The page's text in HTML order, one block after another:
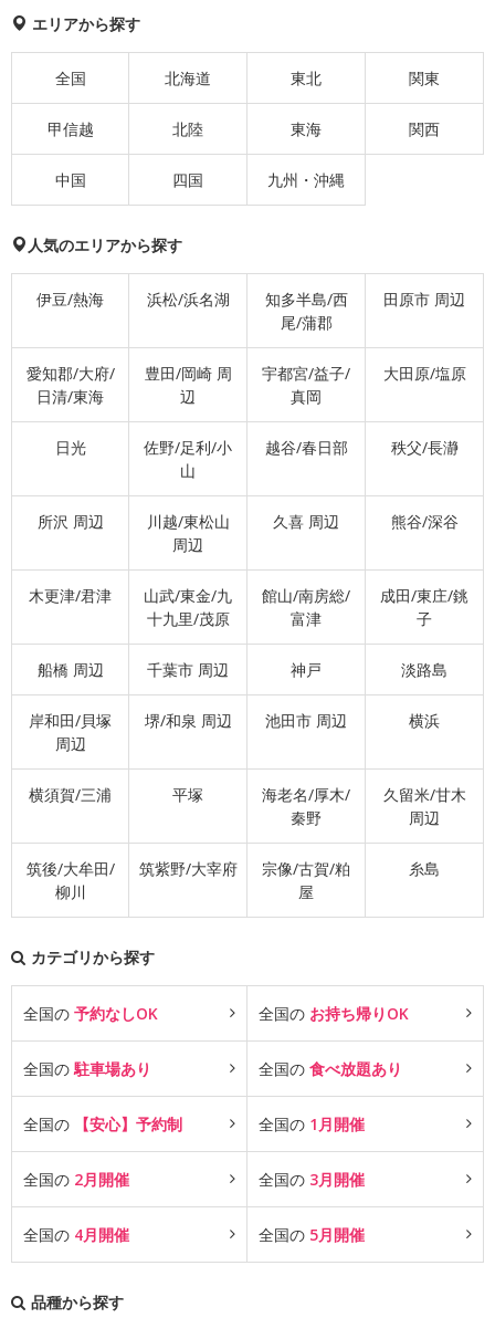
エリアから探す
全国 北海道 東北 関東
甲信越 北陸 東海 関西
中国 四国 九州・沖縄
人気のエリアから探す
伊豆/熱海 浜松/浜名湖
知多半島/西
尾/蒲郡
田原市 周辺
愛知郡/大府/
日清/東海
豊田/岡崎 周
辺
宇都宮/益子/
真岡
大田原/塩原
日光
佐野/足利/小
山
越谷/春日部 秩父/長瀞
所沢 周辺
川越/東松山
周辺
久喜 周辺 熊谷/深谷
木更津/君津
山武/東金/九
十九里/茂原
館山/南房総/
富津
成田/東庄/銚
子
船橋 周辺 千葉市 周辺 神戸 淡路島
岸和田/貝塚
周辺
堺/和泉 周辺 池田市 周辺 横浜
横須賀/三浦 平塚
海老名/厚木/
秦野
久留米/甘木
周辺
筑後/大牟田/
柳川
筑紫野/大宰府
宗像/古賀/粕
屋
糸島
カテゴリから探す
全国の 予約なしOK 全国の お持ち帰りOK
全国の駐車場あり 全国の 食べ放題あり
全国の 【安心】予約制 全国の 1月開催
全国の 2月開催 全国の 3月開催
全国の 4月開催 全国の 5月開催
品種から探す